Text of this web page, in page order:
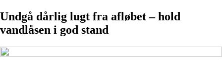
Undgå dårlig lugt fra afløbet – hold
vandlåsen i god stand